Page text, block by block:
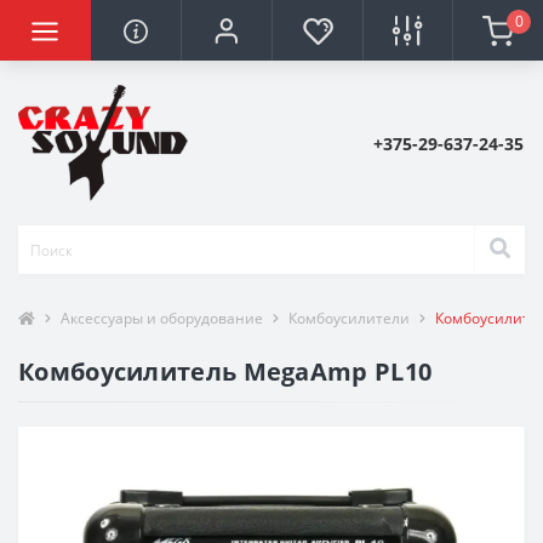
0
+375-29-637-24-35
Аксессуары и оборудование Комбоусилители
Комбоусилитель MegaAmp PL10